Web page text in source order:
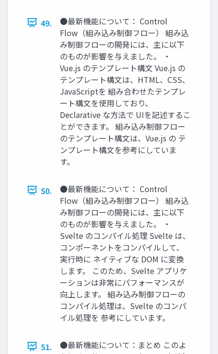
49.
●最新機能について： Control
Flow（組み込み制御フロー） 組み込
み制御フローの開発には、主に以下
のものが影響を与えました。 ・
Vue.js のテンプレート構文 Vue.js の
テンプレート構文は、HTML、CSS、
JavaScriptを 組み合わせたテンプレ
ート構文を使用しており、
Declarative な方法で UIを記述するこ
とができます。 組み込み制御フロー
のテンプレート構文は、Vue.js の テ
ンプレート構文を参考にしていま
す。
50.
●最新機能について： Control
Flow（組み込み制御フロー） 組み込
み制御フローの開発には、主に以下
のものが影響を与えました。 ・
Svelte のコンパイル処理 Svelte は、
コンポーネントをコンパイルして、
実行時に ネイティブな DOM に変換
します。 このため、Svelte アプリケ
ーションは非常にパフォーマンスが
向上します。 組み込み制御フローの
コンパイル処理は、Svelte のコンパ
イル処理を 参考にしています。
51.
●最新機能について：まとめ このよ